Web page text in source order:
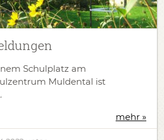
Schulplatz am
Muldental ist
mehr »